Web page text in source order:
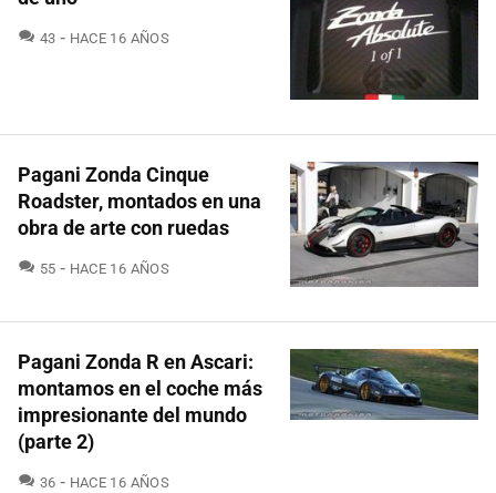
43 COMENTARIOS
HACE 16 AÑOS
Pagani Zonda Cinque
Roadster, montados en una
obra de arte con ruedas
55 COMENTARIOS
HACE 16 AÑOS
Pagani Zonda R en Ascari:
montamos en el coche más
impresionante del mundo
(parte 2)
36 COMENTARIOS
HACE 16 AÑOS